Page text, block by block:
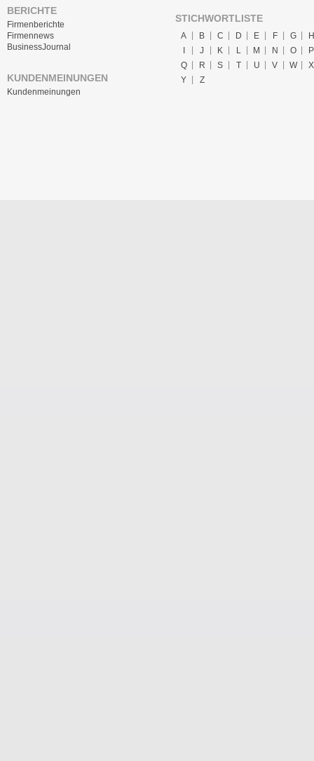
BERICHTE
Firmenberichte
Firmennews
BusinessJournal
KUNDENMEINUNGEN
Kundenmeinungen
STICHWORTLISTE
A B C D E F G
H
I
J K L M N O
P
Q
R S T U V W
X
Y
Z